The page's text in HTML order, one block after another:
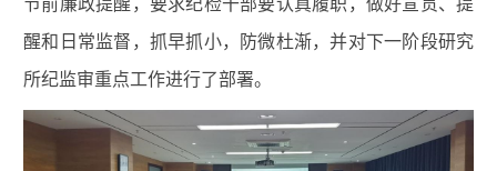
节前廉政提醒，要求纪检干部要认真履职，做好宣贯、提
醒和日常监督，抓早抓小，防微杜渐，并对下一阶段研究
所纪监审重点工作进行了部署。